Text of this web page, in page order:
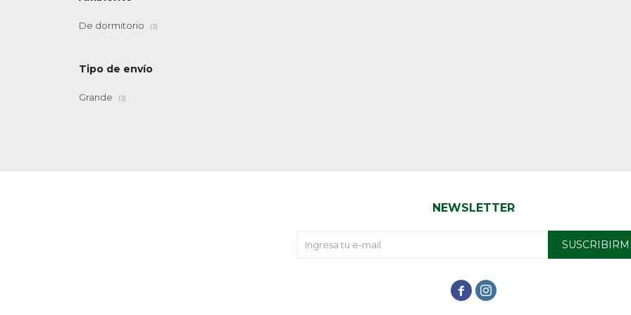
De dormitorio (3)
Tipo de envío
Grande (3)
NEWSLETTER
 